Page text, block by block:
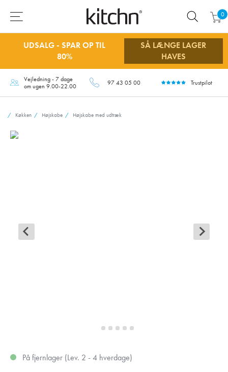
0
UDSALG - SPAR OP TIL
80%
SÅ LÆNGE LAGER
HAVES
Vejledning - 7 dage
om ugen 9.00-22.00
97 43 05 00 Trustpilot
Køkken Højskabe Højskabe med udtræk
På fjernlager (Lev. 2 - 4 hverdage)